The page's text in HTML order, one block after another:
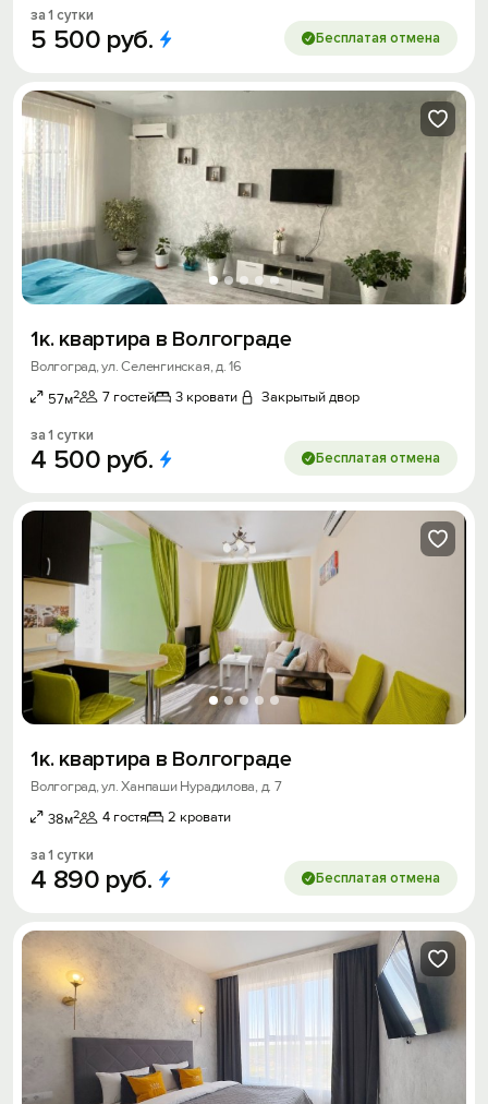
за 1 сутки
5 500 руб. Бесплатая отмена
1к. квартира в Волгограде
Волгоград, ул. Селенгинская, д. 16
57м2 7 гостей 3 кровати Закрытый двор
за 1 сутки
4 500 руб. Бесплатая отмена
1к. квартира в Волгограде
Волгоград, ул. Ханпаши Нурадилова, д. 7
38м2 4 гостя 2 кровати
за 1 сутки
4 890 руб. Бесплатая отмена